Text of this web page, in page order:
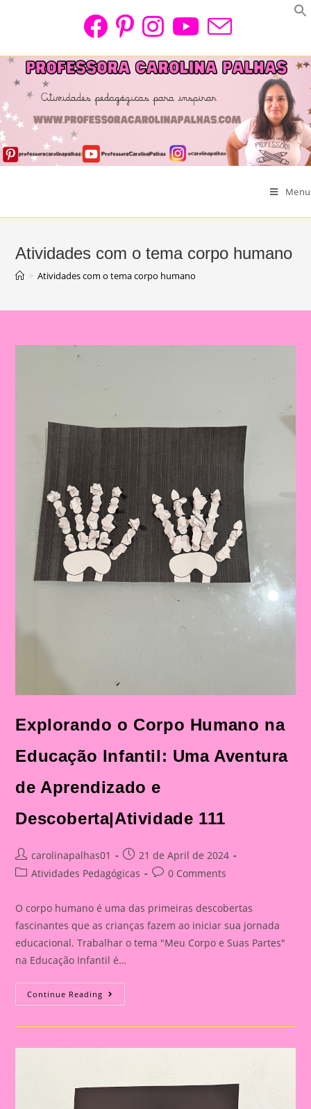
Menu
Atividades com o tema corpo humano
> Atividades com o tema corpo humano
Explorando o Corpo Humano na
Educação Infantil: Uma Aventura
de Aprendizado e
Descoberta|Atividade 111
Post
author:
carolinapalhas01
Post
published:
21 de April de 2024
PostAtividades Pedagógicas
Post0 Comments
O corpo humano é uma das primeiras descobertas
fascinantes que as crianças fazem ao iniciar sua jornada
educacional. Trabalhar o tema "Meu Corpo e Suas Partes"
na Educação Infantil é…
Continue Reading Explorando
O
Humano
Infantil:
Aprendizado